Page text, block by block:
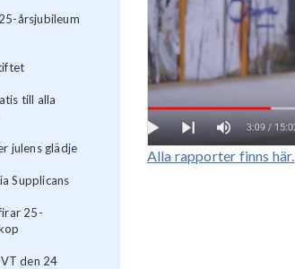
årsjubileum
till alla
julens glädje
Supplicans
25-
den 24
Alla rapporter finns här.